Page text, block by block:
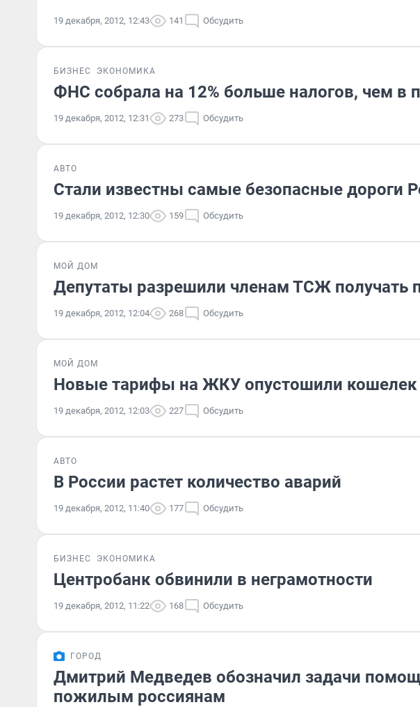
19 декабря, 2012, 12:43 141 Обсудить
БИЗНЕС ЭКОНОМИКА
ФНС собрала на 12% больше налогов, чем в
19 декабря, 2012, 12:31 273 Обсудить
АВТО
Стали известны самые безопасные дороги
19 декабря, 2012, 12:30 159 Обсудить
МОЙ ДОМ
Депутаты разрешили членам ТСЖ получать
19 декабря, 2012, 12:04 268 Обсудить
МОЙ ДОМ
Новые тарифы на ЖКУ опустошили кошелек
19 декабря, 2012, 12:03 227 Обсудить
АВТО
В России растет количество аварий
19 декабря, 2012, 11:40 177 Обсудить
БИЗНЕС ЭКОНОМИКА
Центробанк обвинили в неграмотности
19 декабря, 2012, 11:22 168 Обсудить
ГОРОД
Дмитрий Медведев обозначил задачи
пожилым россиянам